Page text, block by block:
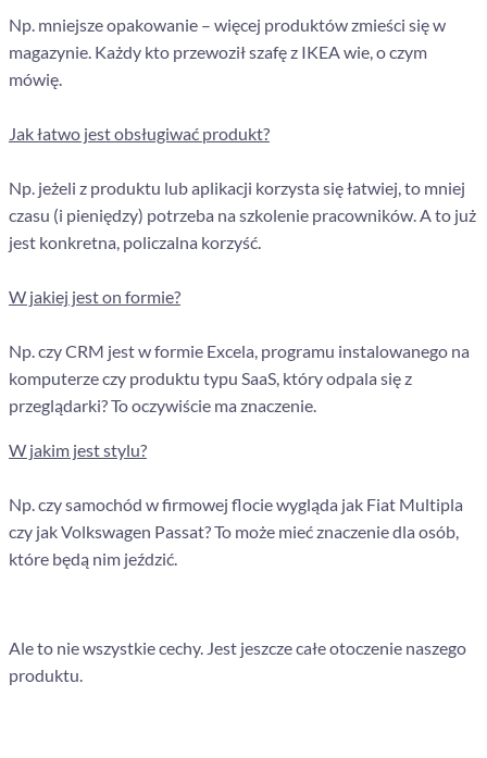
Np. mniejsze opakowanie – więcej produktów zmieści się w
magazynie. Każdy kto przewoził szafę z IKEA wie, o czym
mówię.
Jak łatwo jest obsługiwać produkt?
Np. jeżeli z produktu lub aplikacji korzysta się łatwiej, to mniej
czasu (i pieniędzy) potrzeba na szkolenie pracowników. A to już
jest konkretna, policzalna korzyść.
W jakiej jest on formie?
Np. czy CRM jest w formie Excela, programu instalowanego na
komputerze czy produktu typu SaaS, który odpala się z
przeglądarki? To oczywiście ma znaczenie.
W jakim jest stylu?
Np. czy samochód w firmowej flocie wygląda jak Fiat Multipla
czy jak Volkswagen Passat? To może mieć znaczenie dla osób,
które będą nim jeździć.
Ale to nie wszystkie cechy. Jest jeszcze całe otoczenie naszego
produktu.